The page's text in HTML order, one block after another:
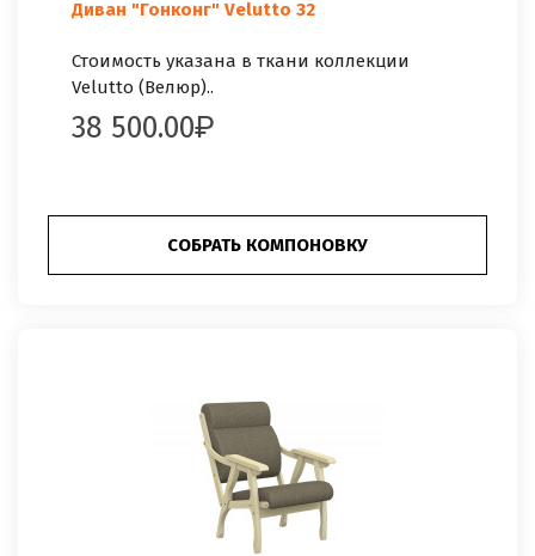
Диван "Гонконг" Velutto 32
Стоимость указана в ткани коллекции
Velutto (Велюр)..
38 500.00
СОБРАТЬ КОМПОНОВКУ